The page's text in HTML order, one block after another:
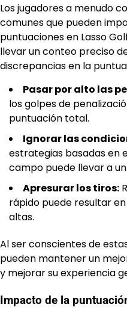
Los jugadores a menudo
comunes que pueden
puntuaciones en Lasso
llevar un conteo preciso
discrepancias en la
Pasar por alto las
los golpes de
puntuación total.
Ignorar las
estrategias basadas en
campo puede llevar a
Apresurar los tiros:
rápido puede resultar
altas.
Al ser conscientes de
pueden mantener un
y mejorar su experiencia
Impacto de la